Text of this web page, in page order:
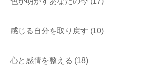
感じる自分を取り戻す (10)
心と感情を整える (18)